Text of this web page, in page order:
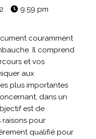
9:59 pm
couramment
Il comprend
et vos
aux
plus importantes
dans un
est de
pour
qualifié pour